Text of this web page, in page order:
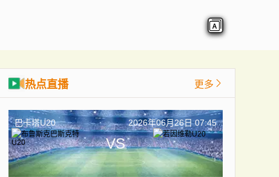
热点直播 更多
巴卡塔U20 2026年06月26日 07:45
VS